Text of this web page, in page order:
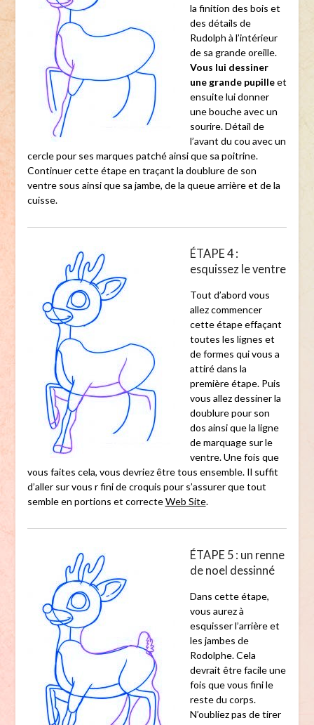
la finition des bois et
des détails de
Rudolph à l’intérieur
de sa grande oreille.
Vous lui dessiner
une grande pupilleet
ensuite lui donner
une bouche avec un
sourire. Détail de
l’avant du cou avec un
cercle pour ses marques patché ainsi que sa poitrine.
Continuer cette étape en traçant la doublure de son
ventre sous ainsi que sa jambe, de la queue arrière et de la
cuisse.
ÉTAPE 4 :
esquissez le ventre
Tout d’abord vous
allez commencer
cette étape effaçant
toutes les lignes et
de formes qui vous a
attiré dans la
première étape. Puis
vous allez dessiner la
doublure pour son
dos ainsi que la ligne
de marquage sur le
ventre. Une fois que
vous faites cela, vous devriez être tous ensemble. Il suffit
d’aller sur vous r fini de croquis pour s’assurer que tout
semble en portions et correcteWeb Site.
ÉTAPE 5 : un renne
de noel dessinné
Dans cette étape,
vous aurez à
esquisser l’arrière et
les jambes de
Rodolphe. Cela
devrait être facile une
fois que vous fini le
reste du corps.
N’oubliez pas de tirer